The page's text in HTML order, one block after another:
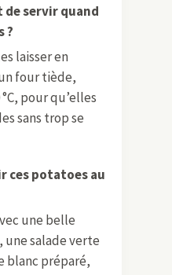
de servir quand
?
laisser en
four tiède,
pour qu’elles
sans trop se
ces potatoes au
une belle
salade verte
blanc préparé,